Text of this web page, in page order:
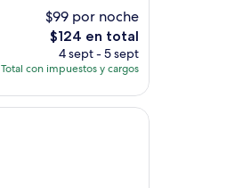
$99 por noche
El
precio
actual
de
$124 en total
4 sept - 5 sept
Total con impuestos y cargos